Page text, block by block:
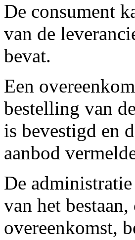
De consument
van de
bevat.
Een
bestelling van
is bevestigd en
aanbod
De
van het
overeenkomst,